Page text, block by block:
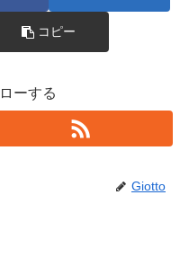
コピー
ーする
Giotto